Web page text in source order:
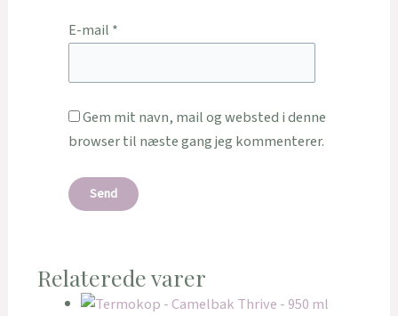
E-mail *
Gem mit navn, mail og websted i denne
browser til næste gang jeg kommenterer.
Relaterede varer